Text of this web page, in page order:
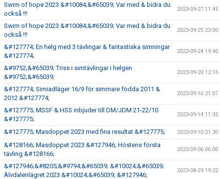
Swim of hope 2023 &#10084;&#65039; Var med & bidra du
också !!!
2023-09-27 11:45
Swim of hope 2023 &#10084;&#65039; Var med & bidra du
också !!!
2023-09-25 23:00
&#127774; En helg med 3 tävlingar & fantastiska simningar
&#127774;
2023-09-24 19:40
&#9752;&#65039; Triss i simtävlingar i helgen
&#9752;&#65039;
2023-09-20 12:15
&#127774; Simiadläger 16/9 för simmare födda 2011 &
2012 &#127774;
2023-09-16 21:07
&#127775; MSSF & HSS inbjuder till DM/JDM 21-22/10
&#127775;
2023-09-14 11:35
&#127775; Masdoppet 2023 med fina resultat &#127775; 2023-09-10 21:30
&#128166; Masdoppet 2023 &#127946; Höstens första
tävling &#128166;
2023-09-06 06:00
&#127946;&#8205;&#9794;&#65039; &#10024;&#65039;
Älvdalenlägret 2023 &#10024;&#65039; &#127946;
2023-08-29 19:22